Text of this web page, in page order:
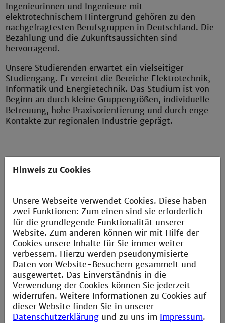
Ingenieurinnen und Ingenieure mit
elektrotechnischem Hintergrund gehören zu den
nachgefragtesten Berufsgruppen in Deutschland. Die
Bezahlung und die Zukunftsaussichten sind
hervorragend.
Unsere Studierenden erwartet ein vielseitiger
Studiengang. Er vereint die Bereiche Elektrotechnik,
Informatik und Energietechnik. Das Studium ist von
Beginn an durch kleine Gruppengrößen, individuelle
Betreuung, hohe Praxisorientierung und durch enge
Kontakte zur regionalen Industrie geprägt.
»Die Vorlesungen machen Spaß und man
sieht den Dozenten an, dass ihnen das Lehren
der Themen Spaß macht!«
Hinweis zu Cookies
Unsere Webseite verwendet Cookies. Diese haben
zwei Funktionen: Zum einen sind sie erforderlich
für die grundlegende Funktionalität unserer
Website. Zum anderen können wir mit Hilfe der
Cookies unsere Inhalte für Sie immer weiter
verbessern. Hierzu werden pseudonymisierte
Daten von Website-Besuchern gesammelt und
ausgewertet. Das Einverständnis in die
Verwendung der Cookies können Sie jederzeit
widerrufen. Weitere Informationen zu Cookies auf
dieser Website finden Sie in unserer
Datenschutzerklärung und zu uns im Impressum.